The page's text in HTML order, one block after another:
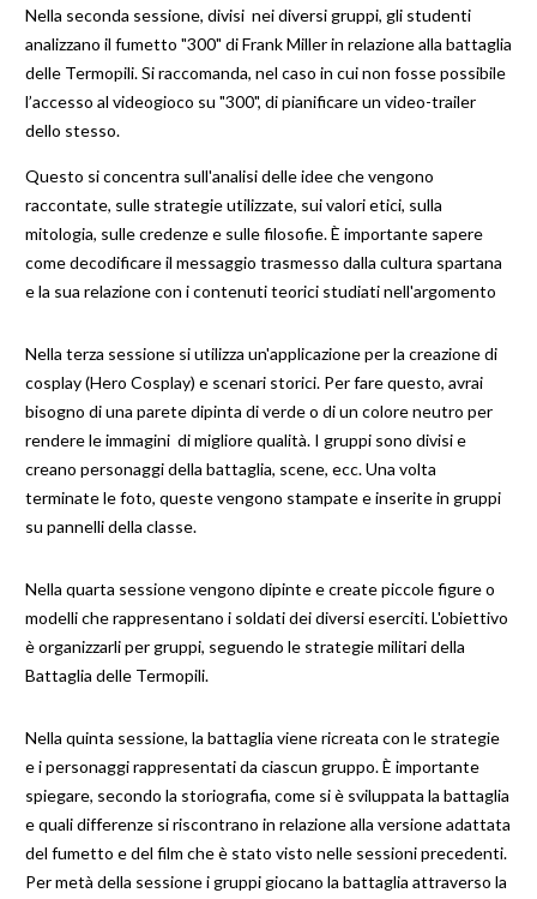
Nella seconda sessione, divisi nei diversi gruppi, gli studenti
analizzano il fumetto "300" di Frank Miller in relazione alla battaglia
delle Termopili. Si raccomanda, nel caso in cui non fosse possibile
l’accesso al videogioco su "300", di pianificare un video-trailer
dello stesso.
Questo si concentra sull'analisi delle idee che vengono
raccontate, sulle strategie utilizzate, sui valori etici, sulla
mitologia, sulle credenze e sulle filosofie. È importante sapere
come decodificare il messaggio trasmesso dalla cultura spartana
e la sua relazione con i contenuti teorici studiati nell'argomento
Nella terza sessione si utilizza un'applicazione per la creazione di
cosplay (Hero Cosplay) e scenari storici. Per fare questo, avrai
bisogno di una parete dipinta di verde o di un colore neutro per
rendere le immagini di migliore qualità. I gruppi sono divisi e
creano personaggi della battaglia, scene, ecc. Una volta
terminate le foto, queste vengono stampate e inserite in gruppi
su pannelli della classe.
Nella quarta sessione vengono dipinte e create piccole figure o
modelli che rappresentano i soldati dei diversi eserciti. L'obiettivo
è organizzarli per gruppi, seguendo le strategie militari della
Battaglia delle Termopili.
Nella quinta sessione, la battaglia viene ricreata con le strategie
e i personaggi rappresentati da ciascun gruppo. È importante
spiegare, secondo la storiografia, come si è sviluppata la battaglia
e quali differenze si riscontrano in relazione alla versione adattata
del fumetto e del film che è stato visto nelle sessioni precedenti.
Per metà della sessione i gruppi giocano la battaglia attraverso la